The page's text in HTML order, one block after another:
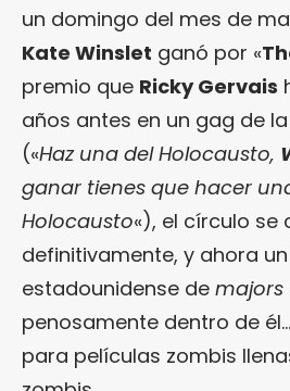
un domingo del mes de
Kate Winslet ganó por «
premio que Ricky Gervais
años antes en un gag de la
(«Haz una del Holocausto,
ganar tienes que hacer
Holocausto«), el círculo
definitivamente, y ahora
estadounidense de majors
penosamente dentro de
para películas zombis